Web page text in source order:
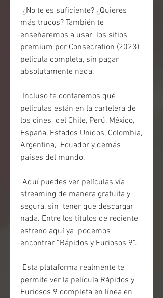
más trucos? También te
enseñaremos a usar  los sitios
premium por Consecration (2023)
película completa, sin pagar
absolutamente nada.
películas están en la cartelera de
los cines  del Chile, Perú, México,
España, Estados Unidos, Colombia,
Argentina,  Ecuador y demás
países del mundo.
streaming de manera gratuita y
segura, sin  tener que descargar
nada. Entre los títulos de reciente
estreno aquí ya  podemos
encontrar “Rápidos y Furiosos 9”.
permite ver la película Rápidos y
Furiosos 9 completa en línea en